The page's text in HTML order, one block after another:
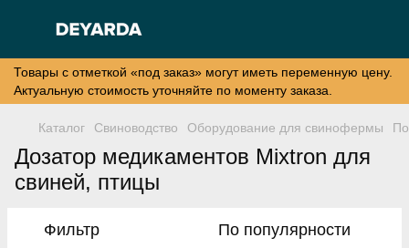
Товары с отметкой «под заказ» могут иметь переменную цену.
Актуальную стоимость уточняйте по моменту заказа.
Каталог Свиноводство Оборудование для свинофермы
Дозатор медикаментов Mixtron для
свиней, птицы
Фильтр По популярности